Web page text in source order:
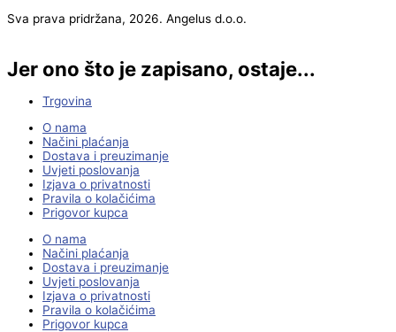
Sva prava pridržana, 2026. Angelus d.o.o.
Jer ono što je zapisano, ostaje...
Trgovina
O nama
Načini plaćanja
Dostava i preuzimanje
Uvjeti poslovanja
Izjava o privatnosti
Pravila o kolačićima
Prigovor kupca
O nama
Načini plaćanja
Dostava i preuzimanje
Uvjeti poslovanja
Izjava o privatnosti
Pravila o kolačićima
Prigovor kupca